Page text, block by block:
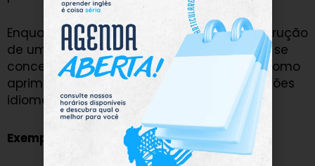
Enquanto os iniciantes trabalham na construção
de uma base sólida, os avançados podem se
concentrar em desafios mais complexos, como
aprimorar a pronúncia ou aprender expressões
idiomáticas.
Exemplo prático: